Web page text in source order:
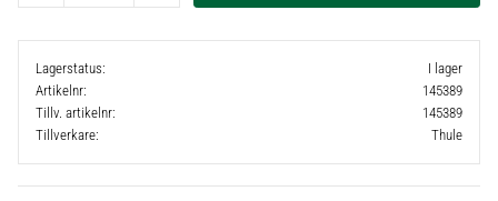
Lagerstatus
I lager
Artikelnr
145389
Tillv. artikelnr
145389
Tillverkare
Thule